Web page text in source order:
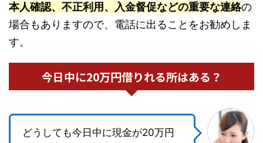
本人確認、不正利用、入金督促などの重要な連絡の
場合もありますので、電話に出ることをお勧めしま
す。
今日中に20万円借りれる所はある？
どうしても今日中に現金が20万円